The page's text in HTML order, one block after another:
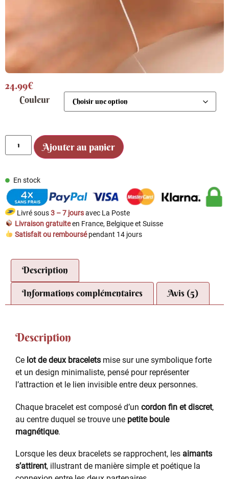
24.99€
Couleur
Ajouter au panier
En stock
Livré sous3 – 7 joursavec La Poste
Livraison gratuiteen France, Belgique et Suisse
Satisfait ou remboursépendant 14 jours
Description
Informations complémentaires Avis (5)
Description
Ce lot de deux bracelets mise sur une symbolique forte
et un design minimaliste, pensé pour représenter
l’attraction et le lien invisible entre deux personnes.
Chaque bracelet est composé d’un cordon fin et discret,
au centre duquel se trouve une petite boule
magnétique.
Lorsque les deux bracelets se rapprochent, les aimants
s’attirent, illustrant de manière simple et poétique la